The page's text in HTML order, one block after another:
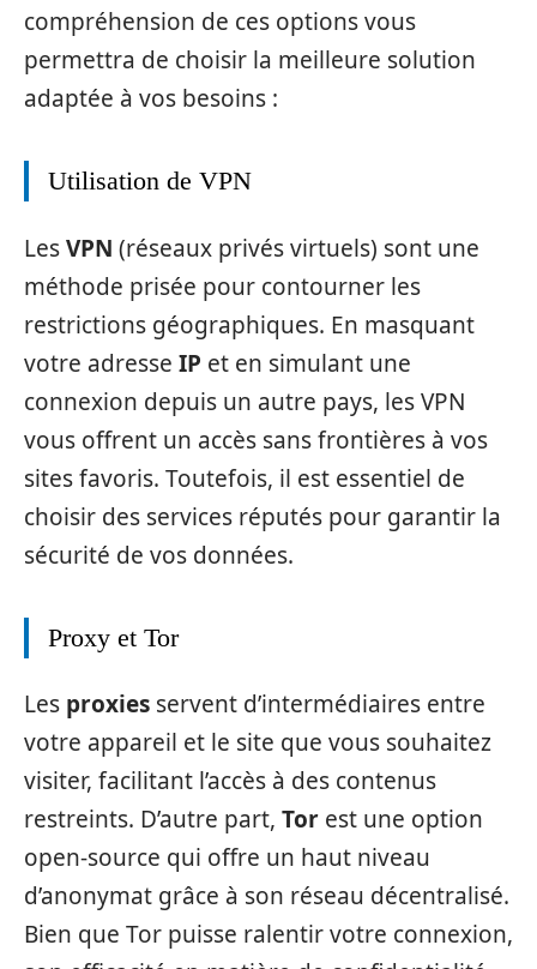
compréhension de ces options vous
permettra de choisir la meilleure solution
adaptée à vos besoins :
Utilisation de VPN
LesVPN (réseaux privés virtuels) sont une
méthode prisée pour contourner les
restrictions géographiques. En masquant
votre adresse IP et en simulant une
connexion depuis un autre pays, les VPN
vous offrent un accès sans frontières à vos
sites favoris. Toutefois, il est essentiel de
choisir des services réputés pour garantir la
sécurité de vos données.
Proxy et Tor
Les proxies servent d’intermédiaires entre
votre appareil et le site que vous souhaitez
visiter, facilitant l’accès à des contenus
restreints. D’autre part, Tor est une option
open-source qui offre un haut niveau
d’anonymat grâce à son réseau décentralisé.
Bien que Tor puisse ralentir votre connexion,